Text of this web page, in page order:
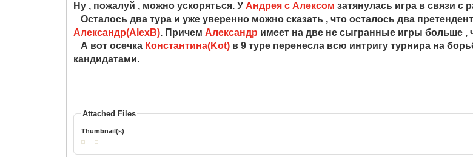
Ну , пожалуй , можно ускоряться. У Андрея с Алексом затянулась игра в связи
Осталось два тура и уже уверенно можно сказать , что осталось два
Александр(AlexB). Причем Александр имеет на две не сыгранные игры больше ,
А вот осечка Константина(Kot) в 9 туре перенесла всю интригу турнира на
кандидатами.
Attached Files
Thumbnail(s)